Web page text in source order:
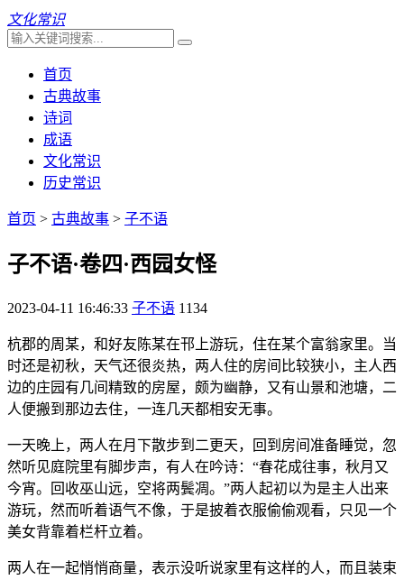
文化常识
首页
古典故事
诗词
成语
文化常识
历史常识
首页 > 古典故事 > 子不语
子不语·卷四·西园女怪
2023-04-11 16:46:33 子不语 1134
杭郡的周某，和好友陈某在邗上游玩，住在某个富翁家里。当
时还是初秋，天气还很炎热，两人住的房间比较狭小，主人西
边的庄园有几间精致的房屋，颇为幽静，又有山景和池塘，二
人便搬到那边去住，一连几天都相安无事。
一天晚上，两人在月下散步到二更天，回到房间准备睡觉，忽
然听见庭院里有脚步声，有人在吟诗：“春花成往事，秋月又
今宵。回收巫山远，空将两鬓凋。”两人起初以为是主人出来
游玩，然而听着语气不像，于是披着衣服偷偷观看，只见一个
美女背靠着栏杆立着。
两人在一起悄悄商量，表示没听说家里有这样的人，而且装束